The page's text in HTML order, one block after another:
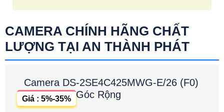
CAMERA CHÍNH HÃNG CHẤT
LƯỢNG TẠI AN THÀNH PHÁT
Camera DS-2SE4C425MWG-E/26 (F0)
Góc Rộng
Giá : 5%-35%